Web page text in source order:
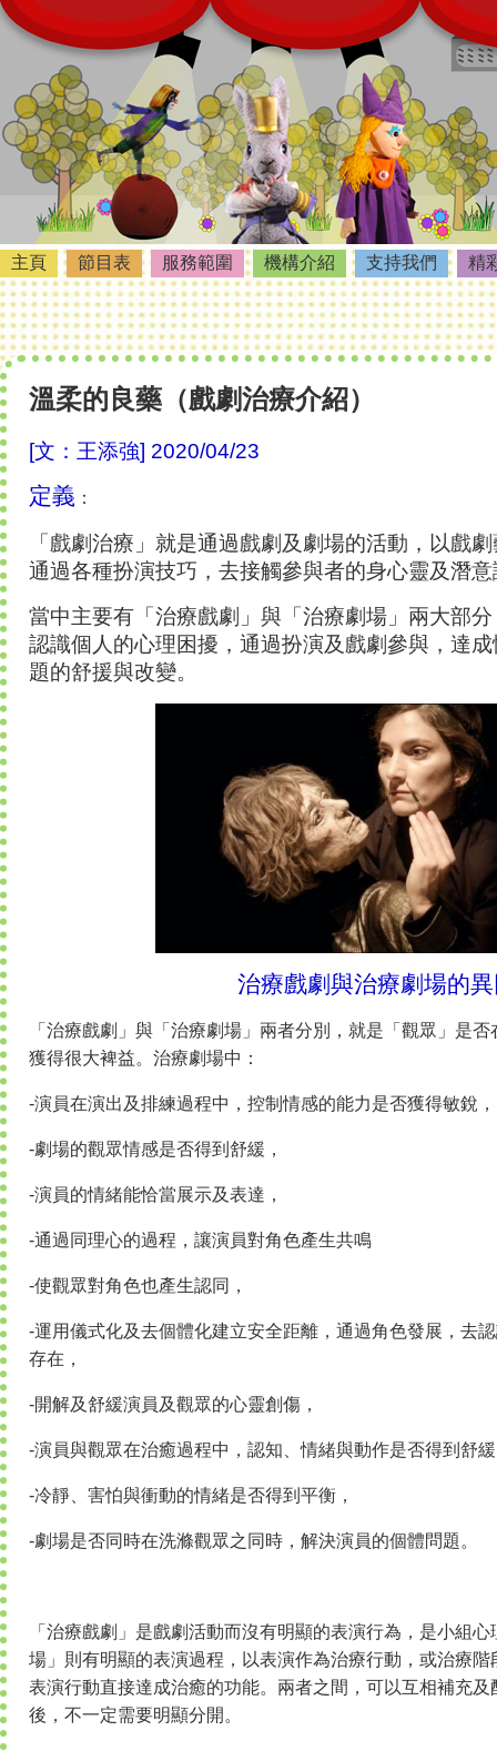
主頁 節目表 服務範圍 機構介紹 支持我們 精
溫柔的良藥（戲劇治療介紹）
[文：王添強] 2020/04/23
定義 ：
「戲劇治療」就是通過戲劇及劇場的活動，以戲
通過各種扮演技巧，去接觸參與者的身心靈及潛
當中主要有「治療戲劇」與「治療劇場」兩大部
認識個人的心理困擾，通過扮演及戲劇參與，達
題的舒援與改變。
治療戲劇與治療劇場的
「治療戲劇」與「治療劇場」兩者分別，就是「觀眾」是
獲得很大裨益。治療劇場中：
-演員在演出及排練過程中，控制情感的能力是否獲得敏銳，
-劇場的觀眾情感是否得到舒緩，
-演員的情緒能恰當展示及表達，
-通過同理心的過程，讓演員對角色產生共鳴
-使觀眾對角色也產生認同，
-運用儀式化及去個體化建立安全距離，通過角色發展，去
存在，
-開解及舒緩演員及觀眾的心靈創傷，
-演員與觀眾在治癒過程中，認知、情緒與動作是否得到舒
-冷靜、害怕與衝動的情緒是否得到平衡，
-劇場是否同時在洗滌觀眾之同時，解決演員的個體問題。
「治療戲劇」是戲劇活動而沒有明顯的表演行為，是小組
場」則有明顯的表演過程，以表演作為治療行動，或治療
表演行動直接達成治癒的功能。兩者之間，可以互相補充
後，不一定需要明顯分開。